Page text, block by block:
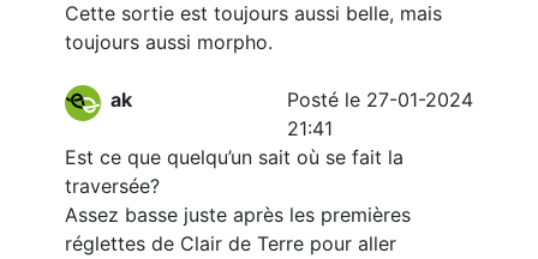
Cette sortie est toujours aussi belle, mais
toujours aussi morpho.
ak
Posté le 27-01-2024
21:41
Est ce que quelqu’un sait où se fait la
traversée?
Assez basse juste après les premières
réglettes de Clair de Terre pour aller